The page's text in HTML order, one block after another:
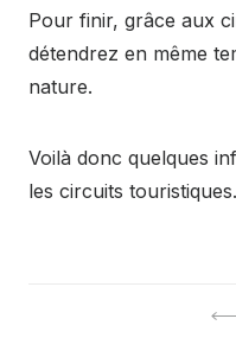
Pour finir, grâce aux
détendrez en même
nature.
Voilà donc quelques
les circuits touristiques.